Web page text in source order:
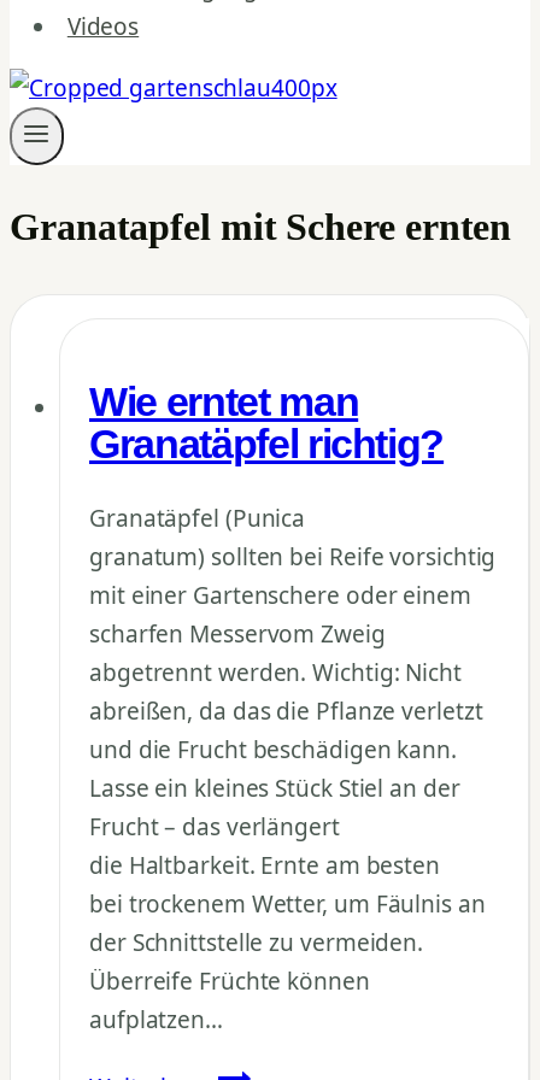
Videos
Granatapfel mit Schere ernten
Wie erntet man
Granatäpfel richtig?
Granatäpfel (Punica
granatum) sollten bei Reife vorsichtig
mit einer Gartenschere oder einem
scharfen Messervom Zweig
abgetrennt werden. Wichtig: Nicht
abreißen, da das die Pflanze verletzt
und die Frucht beschädigen kann.
Lasse ein kleines Stück Stiel an der
Frucht – das verlängert
die Haltbarkeit. Ernte am besten
bei trockenem Wetter, um Fäulnis an
der Schnittstelle zu vermeiden.
Überreife Früchte können
aufplatzen…